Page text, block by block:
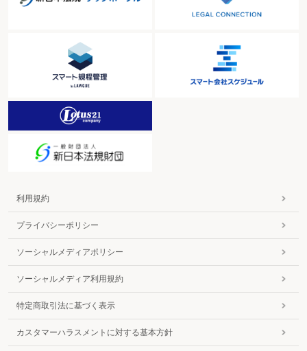
利用規約
プライバシーポリシー
ソーシャルメディアポリシー
ソーシャルメディア利用規約
特定商取引法に基づく表示
カスタマーハラスメントに対する基本方針